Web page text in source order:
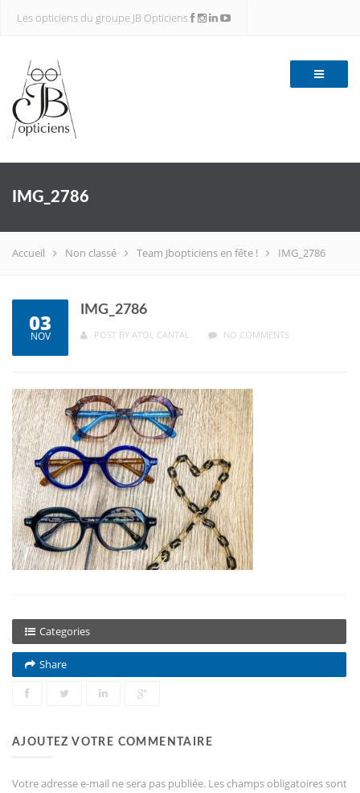
Les opticiens du groupe JB Opticiens
IMG_2786
Accueil Non classé Team Jbopticiens en fête ! IMG_2786
03
NOV
IMG_2786
POST BY ATOL CANTAL NO COMMENTS
Categories
Share
AJOUTEZ VOTRE COMMENTAIRE
Votre adresse e-mail ne sera pas publiée. Les champs obligatoires sont